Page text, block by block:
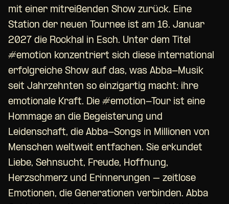
mit einer mitreißenden Show zurück. Eine
Station der neuen Tournee ist am 16. Januar
2027 die Rockhal in Esch. Unter dem Titel
#emotion konzentriert sich diese international
erfolgreiche Show auf das, was Abba-Musik
seit Jahrzehnten so einzigartig macht: ihre
emotionale Kraft. Die #emotion-Tour ist eine
Hommage an die Begeisterung und
Leidenschaft, die Abba-Songs in Millionen von
Menschen weltweit entfachen. Sie erkundet
Liebe, Sehnsucht, Freude, Hoffnung,
Herzschmerz und Erinnerungen – zeitlose
Emotionen, die Generationen verbinden. Abba